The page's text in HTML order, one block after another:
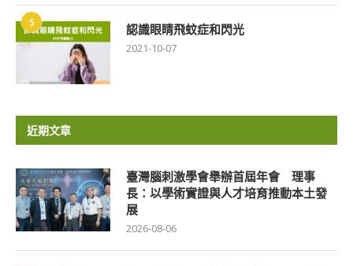
5 認識眼睛飛蚊症和閃光
2021-10-07
近期文章
臺灣腦刺激學會舉辦首屆年會 理事
長：以學術實證與人才培育推動本土發
展
2026-08-06